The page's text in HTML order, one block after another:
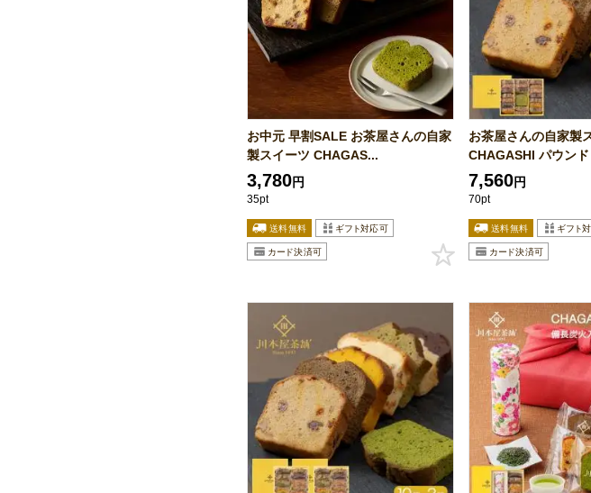
お中元 早割SALE お茶屋さんの自家
製スイーツ CHAGAS...
3,780円
35pt
お茶屋さんの自家製
CHAGASHI パウン
7,560円
70pt